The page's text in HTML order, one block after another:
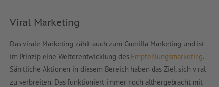
Viral Marketing
Das virale Marketing zählt auch zum Guerilla Marketing und ist
im Prinzip eine Weiterentwicklung des Empfehlungsmarketing.
Sämtliche Aktionen in diesem Bereich haben das Ziel, sich viral
zu verbreiten. Das funktioniert immer noch althergebracht mit